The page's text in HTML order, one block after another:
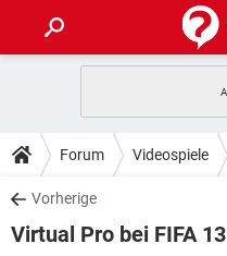
ANDROID
WINDOWS 10
WHATSAPP
TIPPS & TRICKS
SPIELE
DOWNLOADS
SPIELE
Forum Videospiele
Vorherige
Virtual Pro bei FIFA 13